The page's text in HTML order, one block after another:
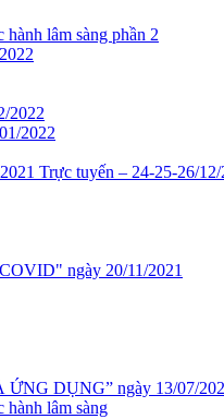
lâm sàng phần 2
2022
2022
Trực tuyến – 24-25-26/12/
ngày 20/11/2021
DỤNG” ngày 13/07/
lâm sàng